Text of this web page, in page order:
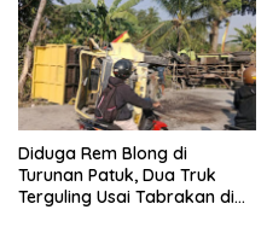
Tourism
Diduga Rem Blong di
Turunan Patuk, Dua Truk
Terguling Usai Tabrakan di